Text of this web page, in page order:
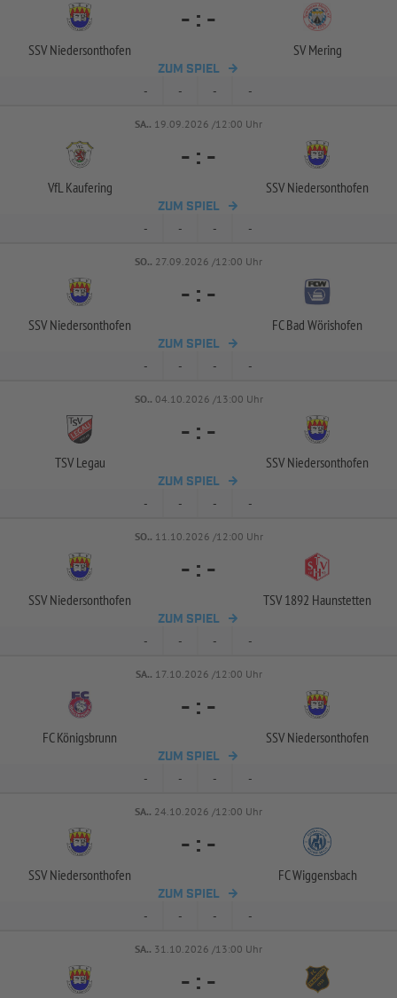
SSV Niedersonthofen
- : -
SV Mering
ZUM SPIEL
- - - -
SA.. 19.09.2026 /12:00 Uhr
VfL Kaufering
- : -
SSV Niedersonthofen
ZUM SPIEL
- - - -
SO.. 27.09.2026 /12:00 Uhr
SSV Niedersonthofen
- : -
FC Bad Wörishofen
ZUM SPIEL
- - - -
SO.. 04.10.2026 /13:00 Uhr
TSV Legau
- : -
SSV Niedersonthofen
ZUM SPIEL
- - - -
SO.. 11.10.2026 /12:00 Uhr
SSV Niedersonthofen
- : -
TSV 1892 Haunstetten
ZUM SPIEL
- - - -
SA.. 17.10.2026 /12:00 Uhr
FC Königsbrunn
- : -
SSV Niedersonthofen
ZUM SPIEL
- - - -
SA.. 24.10.2026 /12:00 Uhr
SSV Niedersonthofen
- : -
FC Wiggensbach
ZUM SPIEL
- - - -
SA.. 31.10.2026 /13:00 Uhr
- : -